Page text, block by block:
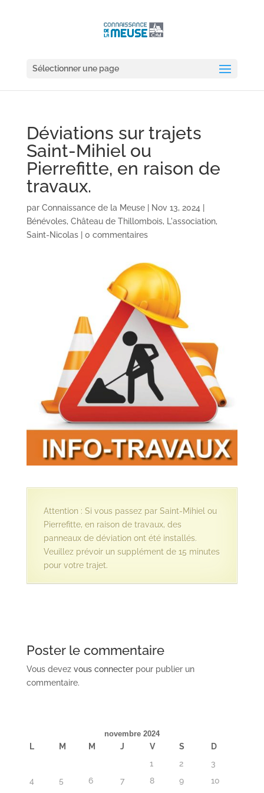
Sélectionner une page
Déviations sur trajets
Saint-Mihiel ou
Pierrefitte, en raison de
travaux.
par Connaissance de la Meuse| Nov 13, 2024
Bénévoles, Château de Thillombois, L'association,
Saint-Nicolas| 0 commentaires
Attention : Si vous passez par Saint-Mihiel ou
Pierrefitte, en raison de travaux, des
panneaux de déviation ont été installés.
Veuillez prévoir un supplément de 15 minutes
pour votre trajet.
Poster le commentaire
Vous devez vous connecterpour publier un
commentaire.
novembre 2024
L M M J V S
D
1
2
3
4
5 6 7 8 9 10